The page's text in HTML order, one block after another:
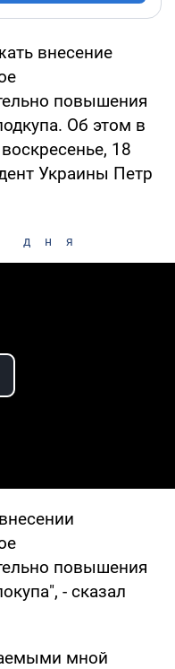
внесение
повышения
Об этом в
18
Украины Петр
дня
Video
повышения
- сказал
мной